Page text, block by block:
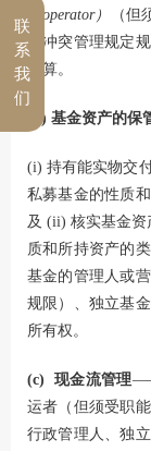
（operator）
（但
益冲突管理规定
计算。
(b) 基金资产的保
(i) 持有能实物交
私募基金的性质
及 (ii) 核实基金
质和所持资产的
基金的管理人或
规限）、独立基
所有权。
(c) 现金流管理
运者（但须受职
行政管理人、独
联
系
我
们